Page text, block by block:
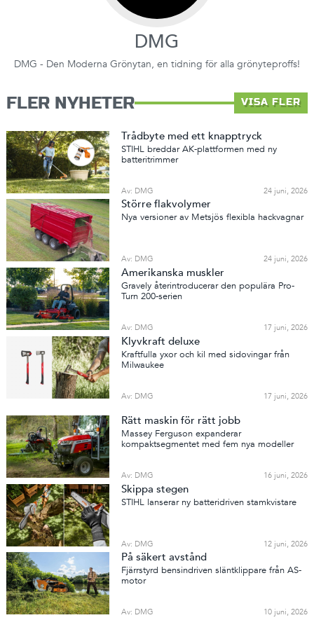
DMG
DMG - Den Moderna Grönytan, en tidning för alla grönyteproffs!
FLER NYHETER VISA FLER
Trådbyte med ett knapptryck
STIHL breddar AK-plattformen med ny
batteritrimmer
Av: DMG 24 juni, 2026
Större flakvolymer
Nya versioner av Metsjös flexibla hackvagnar
Av: DMG 24 juni, 2026
Amerikanska muskler
Gravely återintroducerar den populära Pro-
Turn 200-serien
Av: DMG 17 juni, 2026
Klyvkraft deluxe
Kraftfulla yxor och kil med sidovingar från
Milwaukee
Av: DMG 17 juni, 2026
Rätt maskin för rätt jobb
Massey Ferguson expanderar
kompaktsegmentet med fem nya modeller
Av: DMG 16 juni, 2026
Skippa stegen
STIHL lanserar ny batteridriven stamkvistare
Av: DMG 12 juni, 2026
På säkert avstånd
Fjärrstyrd bensindriven släntklippare från AS-
motor
Av: DMG 10 juni, 2026